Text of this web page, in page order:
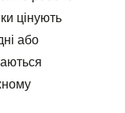
цінують
або